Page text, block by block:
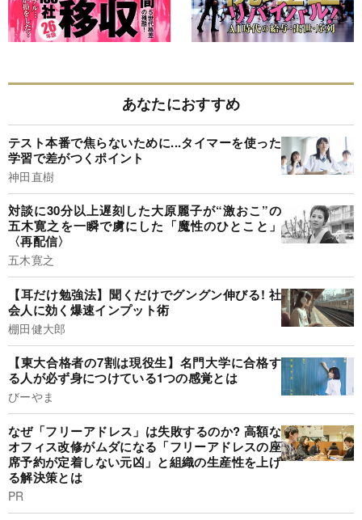
あなたにおすすめ
テスト本番で焦らないために...タイマーを使った
学習で差がつくポイント
神田直樹
対談に30分以上遅刻した大原麗子が“激おこ”の
五木寛之を一瞬で虜にした「魔性のひとこと」
〈再配信〉
五木寛之
【耳だけ勉強法】聞くだけでグングン伸びる! 社
会人に効く爆速インプット術
棚田健大郎
【東大合格者の7割は現役生】名門大学に合格す
る人が必ず身につけている1つの感覚とは
びーやま
なぜ「フリーアドレス」は失敗するのか? 高額な
オフィス改修がムダになる「フリーアドレスの座
席予約が定着しない元凶」と組織の生産性を上げ
る解決策とは
PR